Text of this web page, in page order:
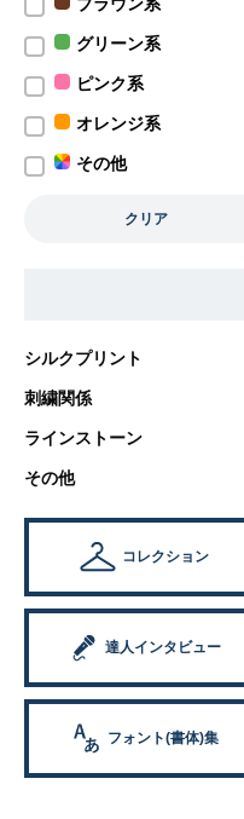
グリーン系
ピンク系
オレンジ系
その他
クリア
シルクプリント
刺繍関係
ラインストーン
その他
コレクション
達人インタビュー
フォント(書体)集